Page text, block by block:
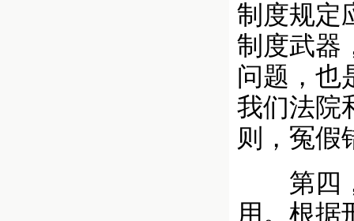
制度规定
制度武器
问题，也
我们法院
则，冤假
第四，
用。根据